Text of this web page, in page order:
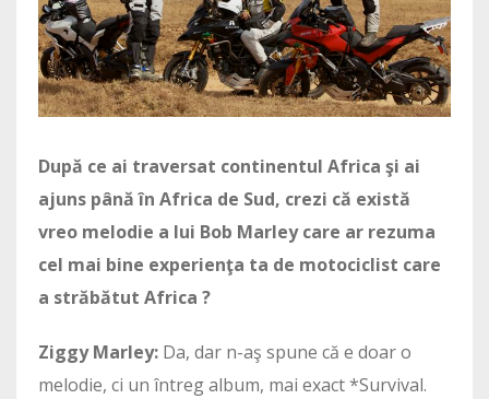
După ce ai traversat continentul Africa şi ai
ajuns până în Africa de Sud, crezi că există
vreo melodie a lui Bob Marley care ar rezuma
cel mai bine experienţa ta de motociclist care
a străbătut Africa ?
Ziggy Marley: Da, dar n-aş spune că e doar o
melodie, ci un întreg album, mai exact *Survival.